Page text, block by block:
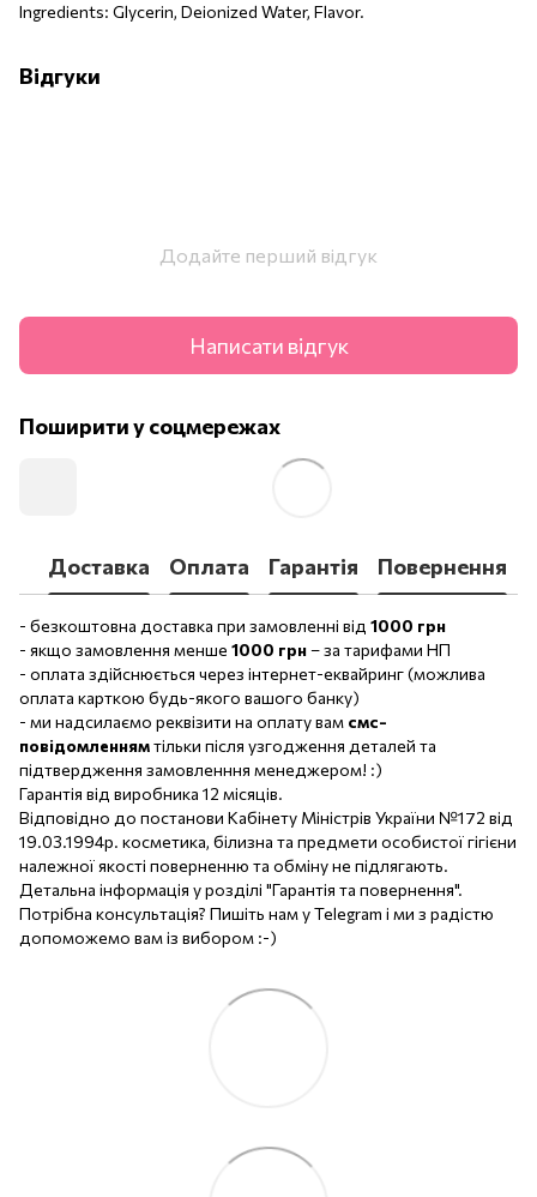
Ingredients: Glycerin, Deionized Water, Flavor.
Відгуки
Додайте перший відгук
Написати відгук
Поширити у соцмережах
Доставка Оплата Гарантія Повернення
- безкоштовна доставка при замовленні від 1000 грн
- якщо замовлення менше 1000 грн– за тарифами НП
- оплата здійснюється через інтернет-еквайринг (можлива
оплата карткою будь-якого вашого банку)
- ми надсилаємо реквізити на оплату вам смс-
повідомленнямтільки після узгодження деталей та
підтвердження замовленння менеджером! :)
Гарантія від виробника 12 місяців.
Відповідно до постанови Кабінету Міністрів України №172 від
19.03.1994р. косметика, білизна та предмети особистої гігієни
належної якості поверненню та обміну не підлягають.
Детальна інформація у розділі "Гарантія та повернення".
Потрібна консультація? Пишіть нам у Telegram і ми з радістю
допоможемо вам із вибором :-)